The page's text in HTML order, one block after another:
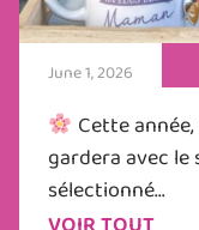
June 1, 2026
Cette
gardera avec le
sélectionné...